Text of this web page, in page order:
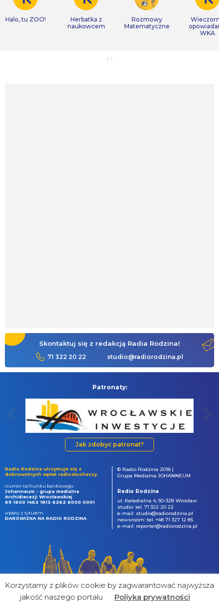
Halo, tu ZOO!
Herbatka z
naukowcem
Rozmowy
Matematyczne
WKA
Skontaktuj się z redakcją Radia Rodzina!
71 322 20 22 studio@radiorodzina.pl
Patronaty:
Jak zdobyć patronat?
Radio Rodzina utrzymuje się z
dobrowolnych wpłat radiosłuchaczy.
numer rachunku bankowego:
Johanneum - grupa medialna
Archidiecezji Wrocławskiej
69 1600 1462 1813 6262 6000 0001
wpłaty z tytułem:
DAROWIZNA NA RADIO RODZINA
© Radio Rodzina 2018 |
Grupa Medialna JOHANNEUM
Radio Rodzina
ul. Katedralna 4, 50-328 Wrocław
studio: tel. 71 322 20 22
e-mail: studio@radiorodzina.pl
newsroom: tel. +48 71 327 12 85
e-mail: reporter@radiorodzina.pl
Korzystamy z plików cookie by zagwarantować najwyższa
jakość naszego portalu
Poliyka prywatności